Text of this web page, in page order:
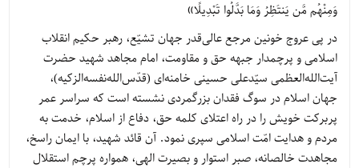
وَمِنْهُم مَّن یَنتَظِرُ وَمَا بَدَّلُوا تَبْدِیلًا»
در پی عروج خونین مرجع عالی‌قدر جهان تشیّع، رهبر حکیم انقلاب
اسلامی و پرچمدار جبهه حق و مقاومت، امام مجاهد شهید حضرت
آیت‌الله‌العظمی سیّدعلی حسینی خامنه‌ای (قدّس‌الله‌نفسه‌الزکیه)،
جهان اسلام در سوگ فقدان بزرگمردی نشسته است که سراسر عمر
پربرکت خویش را در راه اعتلای کلمه حق، دفاع از اسلام، خدمت به
مردم و هدایت امّت اسلامی سپری نمود. آن قائد شهید، با ایمان راسخ،
مجاهدت خالصانه، صبر استوار و بصیرت الهی، همواره پرچم استقلال